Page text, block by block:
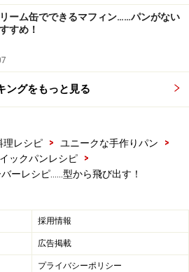
え、よく混ぜる。
ー10gも加え、よく混ぜる。
ーム缶でできるマフィン……パンがない
すめ！
ングをもっと見る
理レシピ > ユニークな手作りパン
>
ックパンレシピ
>
ーレシピ……型から飛び出す！
採用情報
広告掲載
プライバシーポリシー